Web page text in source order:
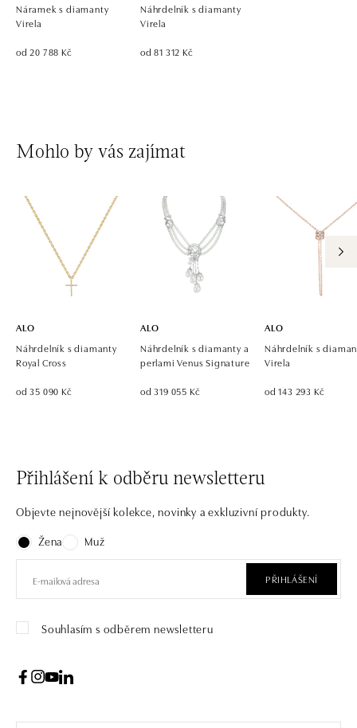
Náramek s diamanty
Virela
od 20 788 Kč
Náhrdelník s diamanty
Virela
od 81 312 Kč
Mohlo by vás zajímat
ALO
Náhrdelník s diamanty
Royal Cross
od 35 090 Kč
ALO
Náhrdelník s diamanty a
perlami Venus Signature
od 319 055 Kč
ALO
Náhrdelník s
Virela
od 143 293 Kč
Přihlášení k odběru newsletteru
Objevte nejnovější kolekce, novinky a exkluzivní produkty.
Žena
Muž
PŘIHLÁŠENÍ
Souhlasím s odběrem newsletteru